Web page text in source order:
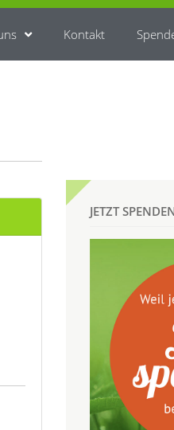
Kontakt
JETZT